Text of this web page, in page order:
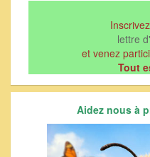
lettre
et venez
Tout
Aidez nous à